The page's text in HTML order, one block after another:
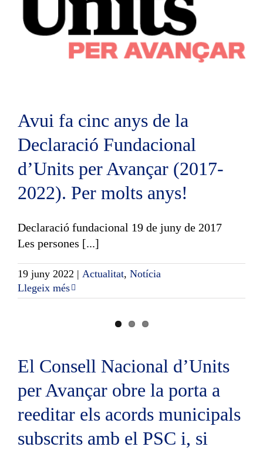
Avui fa cinc anys de la
Declaració Fundacional
d’Units per Avançar (2017-
2022). Per molts anys!
Declaració fundacional 19 de juny de 2017
Les persones [...]
19 juny 2022 | Actualitat, Notícia
Llegeix més
El Consell Nacional d’Units
per Avançar obre la porta a
reeditar els acords municipals
subscrits amb el PSC i, si